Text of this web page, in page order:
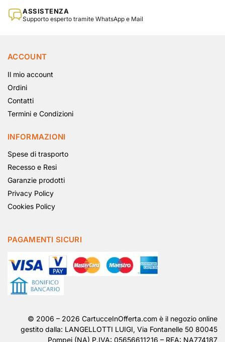
ASSISTENZA
Supporto esperto tramite WhatsApp e Mail
ACCOUNT
Il mio account
Ordini
Contatti
Termini e Condizioni
INFORMAZIONI
Spese di trasporto
Recesso e Resi
Garanzie prodotti
Privacy Policy
Cookies Policy
PAGAMENTI SICURI
© 2006 – 2026 CartucceInOfferta.com è il negozio online
gestito dalla: LANGELLOTTI LUIGI, Via Fontanelle 50 80045
Pompei (NA) P.IVA: 05656611216 – REA: NA774187